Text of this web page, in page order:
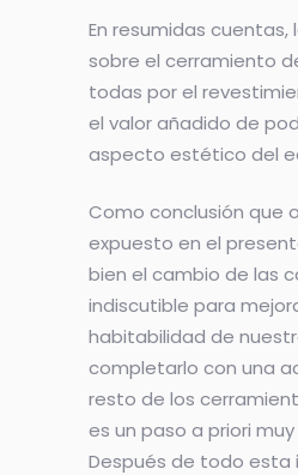
En resumidas
sobre el cerramiento
todas por el
el valor añadido de
aspecto estético del
Como conclusión que
expuesto en el
bien el cambio de las
indiscutible para
habitabilidad de
completarlo con una
resto de los
es un paso a priori
Después de todo esta